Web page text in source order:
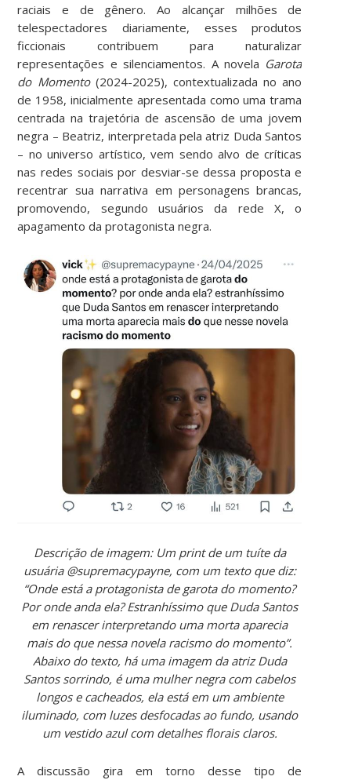
raciais e de gênero. Ao alcançar milhões de
telespectadores diariamente, esses produtos
ficcionais contribuem para naturalizar
representações e silenciamentos. A novela Garota
do Momento (2024-2025), contextualizada no ano
de 1958, inicialmente apresentada como uma trama
centrada na trajetória de ascensão de uma jovem
negra – Beatriz, interpretada pela atriz Duda Santos
– no universo artístico, vem sendo alvo de críticas
nas redes sociais por desviar-se dessa proposta e
recentrar sua narrativa em personagens brancas,
promovendo, segundo usuários da rede X, o
apagamento da protagonista negra.
Descrição de imagem: Um print de um tuíte da
usuária @supremacypayne, com um texto que diz:
“Onde está a protagonista de garota do momento?
Por onde anda ela? Estranhíssimo que Duda Santos
em renascer interpretando uma morta aparecia
mais do que nessa novela racismo do momento”.
Abaixo do texto, há uma imagem da atriz Duda
Santos sorrindo, é uma mulher negra com cabelos
longos e cacheados, ela está em um ambiente
iluminado, com luzes desfocadas ao fundo, usando
um vestido azul com detalhes florais claros.
A discussão gira em torno desse tipo de